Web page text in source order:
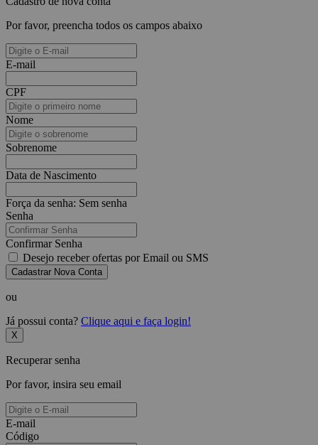
Por favor, preencha todos os campos abaixo
E-mail
CPF
Nome
Sobrenome
Data de Nascimento
Força da senha: Sem senha
Senha
Confirmar Senha
Desejo receber ofertas por Email ou SMS
Cadastrar Nova Conta
ou
Já possui conta? Clique aqui e faça login!
X
Recuperar senha
Por favor, insira seu email
E-mail
Código